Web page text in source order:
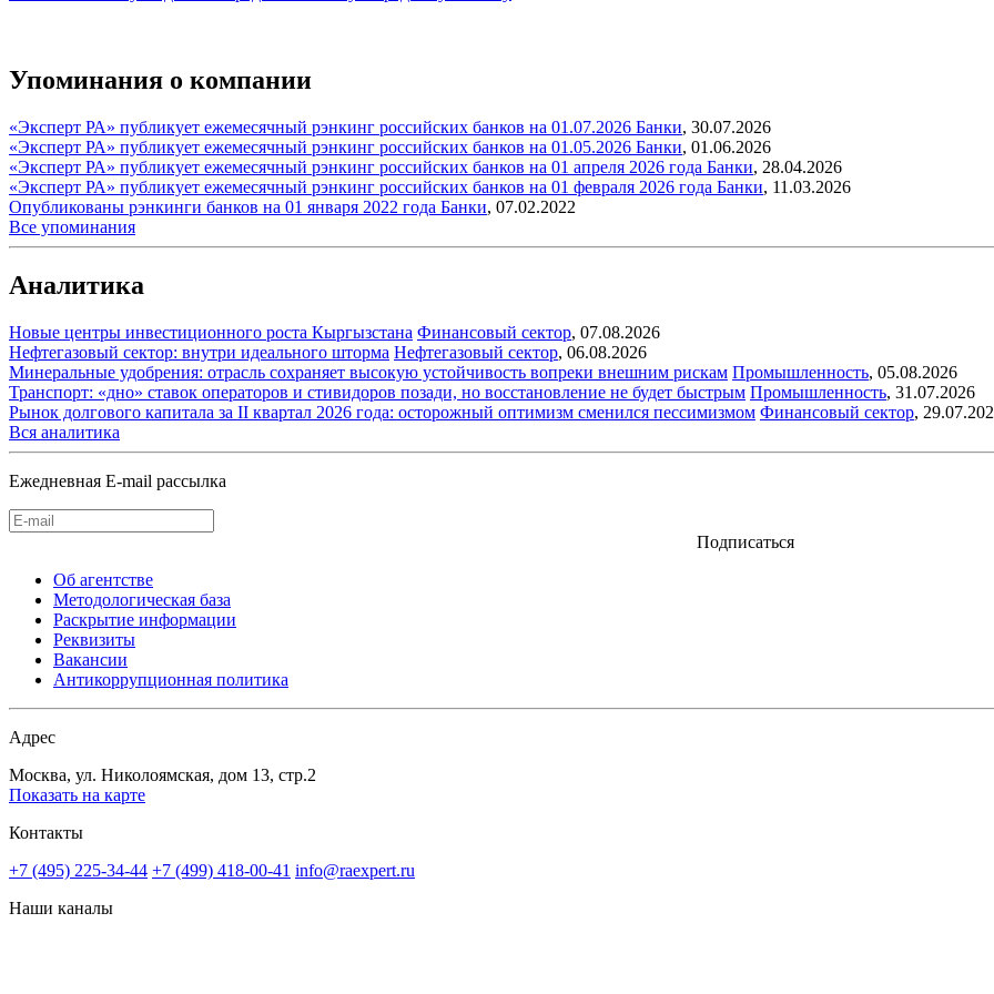
Упоминания о компании
«Эксперт РА» публикует ежемесячный рэнкинг российских банков на 01.07.2026 Банки, 30.07.2026
«Эксперт РА» публикует ежемесячный рэнкинг российских банков на 01.05.2026 Банки, 01.06.2026
«Эксперт РА» публикует ежемесячный рэнкинг российских банков на 01 апреля 2026 года Банки, 28.04.2026
«Эксперт РА» публикует ежемесячный рэнкинг российских банков на 01 февраля 2026 года Банки, 11.03.2026
Опубликованы рэнкинги банков на 01 января 2022 года Банки, 07.02.2022
Все упоминания
Аналитика
Новые центры инвестиционного роста Кыргызстана Финансовый сектор, 07.08.2026
Нефтегазовый сектор: внутри идеального шторма Нефтегазовый сектор, 06.08.2026
Минеральные удобрения: отрасль сохраняет высокую устойчивость вопреки внешним рискам Промышленность, 05.08.2026
Транспорт: «дно» ставок операторов и стивидоров позади, но восстановление не будет быстрым Промышленность, 31.07.2026
Рынок долгового капитала за II квартал 2026 года: осторожный оптимизм сменился пессимизмом Финансовый сектор,
Вся аналитика
Ежедневная E-mail рассылка
Подписаться
Об агентстве
Методологическая база
Раскрытие информации
Реквизиты
Вакансии
Антикоррупционная политика
Адрес
Москва, ул. Николоямская, дом 13, стр.2
Показать на карте
Контакты
+7 (495) 225-34-44 +7 (499) 418-00-41 info@raexpert.ru
Наши каналы